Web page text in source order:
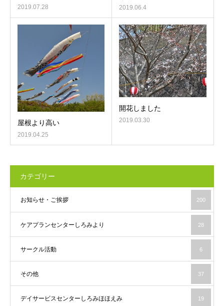
2019.07.28 2019.06.4
屋根より高い
2019.04.25
開花しました
2019.03.30
カテゴリー
お知らせ・ご挨拶 200
ケアプランセンターしろみより 28
サークル活動 6
その他 37
デイサービスセンターしろみほほえみ 19